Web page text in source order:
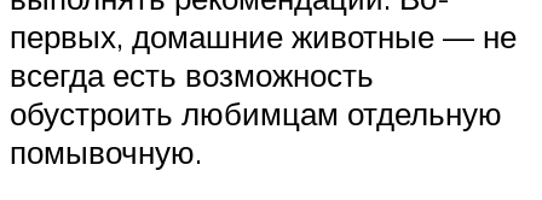
первых, домашние животные — не
всегда есть возможность
обустроить любимцам отдельную
помывочную.